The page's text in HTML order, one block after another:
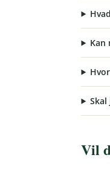
Kan
Vil